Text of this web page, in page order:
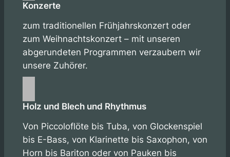
Konzerte
zum traditionellen Frühjahrskonzert oder
zum Weihnachtskonzert – mit unseren
abgerundeten Programmen verzaubern wir
unsere Zuhörer.
Holz und Blech und Rhythmus
Von Piccoloflöte bis Tuba, von Glockenspiel
bis E-Bass, von Klarinette bis Saxophon, von
Horn bis Bariton oder von Pauken bis